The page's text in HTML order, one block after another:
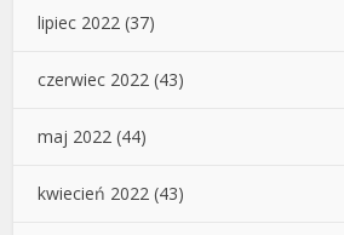
lipiec 2022 (37)
czerwiec 2022 (43)
maj 2022 (44)
kwiecień 2022 (43)